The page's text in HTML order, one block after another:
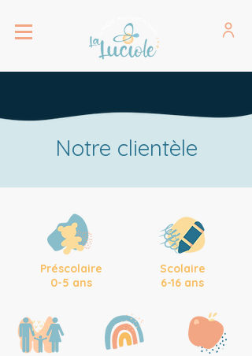
Notre clientèle
Préscolaire
0-5 ans
Scolaire
6-16 ans